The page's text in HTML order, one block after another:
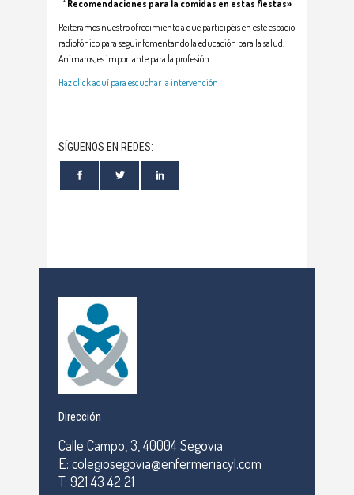
“Recomendaciones para la comidas en estas fiestas»
Reiteramos nuestro ofrecimiento a que participéis en este espacio
radiofónico para seguir fomentando la educación para la salud.
Animaros, es importante para la profesión.
Haz click aquí para escuchar la intervención
SÍGUENOS EN REDES:
Dirección
Calle Campo, 3, 40004 Segovia
E: colegiosegovia@enfermeriacyl.com
T: 921 43 42 21